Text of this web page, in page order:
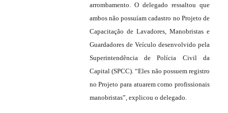
arrombamento. O delegado ressaltou que
ambos não possuíam cadastro no Projeto de
Capacitação de Lavadores, Manobristas e
Guardadores de Veículo desenvolvido pela
Superintendência de Polícia Civil da
Capital (SPCC). “Eles não possuem registro
no Projeto para atuarem como profissionais
manobristas”, explicou o delegado.